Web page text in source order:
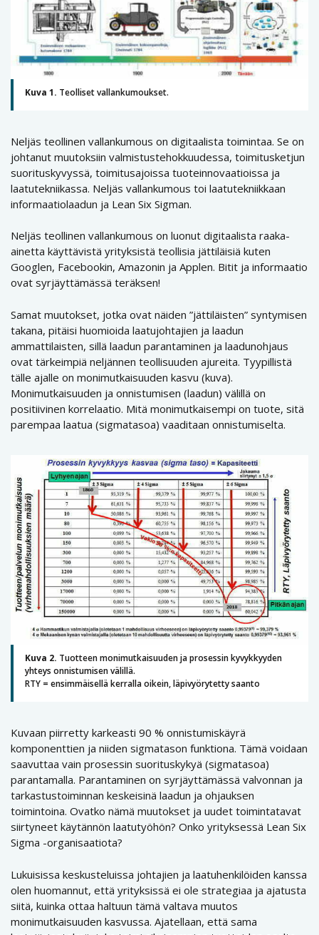
Kuva 1. Teolliset vallankumoukset.
Neljäs teollinen vallankumous on digitaalista toimintaa. Se on
johtanut muutoksiin valmistustehokkuudessa, toimitusketjun
suorituskyvyssä, toimitusajoissa tuoteinnovaatioissa ja
laatutekniikassa. Neljäs vallankumous toi laatutekniikkaan
informaatiolaadun ja Lean Six Sigman.
Neljäs teollinen vallankumous on luonut digitaalista raaka-
ainetta käyttävistä yrityksistä teollisia jättiläisiä kuten
Googlen, Facebookin, Amazonin ja Applen. Bitit ja informaatio
ovat syrjäyttämässä teräksen!
Samat muutokset, jotka ovat näiden ”jättiläisten” syntymisen
takana, pitäisi huomioida laatujohtajien ja laadun
ammattilaisten, sillä laadun parantaminen ja laadunohjaus
ovat tärkeimpiä neljännen teollisuuden ajureita. Tyypillistä
tälle ajalle on monimutkaisuuden kasvu (kuva).
Monimutkaisuuden ja onnistumisen (laadun) välillä on
positiivinen korrelaatio. Mitä monimutkaisempi on tuote, sitä
parempaa laatua (sigmatasoa) vaaditaan onnistumiselta.
Kuva 2. Tuotteen monimutkaisuuden ja prosessin kyvykkyyden
yhteys onnistumisen välillä.
RTY = ensimmäisellä kerralla oikein, läpivyörytetty saanto
Kuvaan piirretty karkeasti 90 % onnistumiskäyrä
komponenttien ja niiden sigmatason funktiona. Tämä voidaan
saavuttaa vain prosessin suorituskykyä (sigmatasoa)
parantamalla. Parantaminen on syrjäyttämässä valvonnan ja
tarkastustoiminnan keskeisinä laadun ja ohjauksen
toimintoina. Ovatko nämä muutokset ja uudet toimintatavat
siirtyneet käytännön laatutyöhön? Onko yrityksessä Lean Six
Sigma -organisaatiota?
Lukuisissa keskusteluissa johtajien ja laatuhenkilöiden kanssa
olen huomannut, että yrityksissä ei ole strategiaa ja ajatusta
siitä, kuinka ottaa haltuun tämä valtava muutos
monimutkaisuuden kasvussa. Ajatellaan, että sama